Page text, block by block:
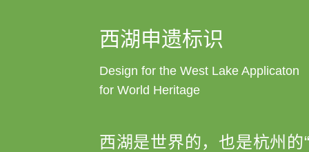
西湖申遗标识
Design for the West Lake Applicaton
for World Heritage
西湖是世界的，也是杭州的